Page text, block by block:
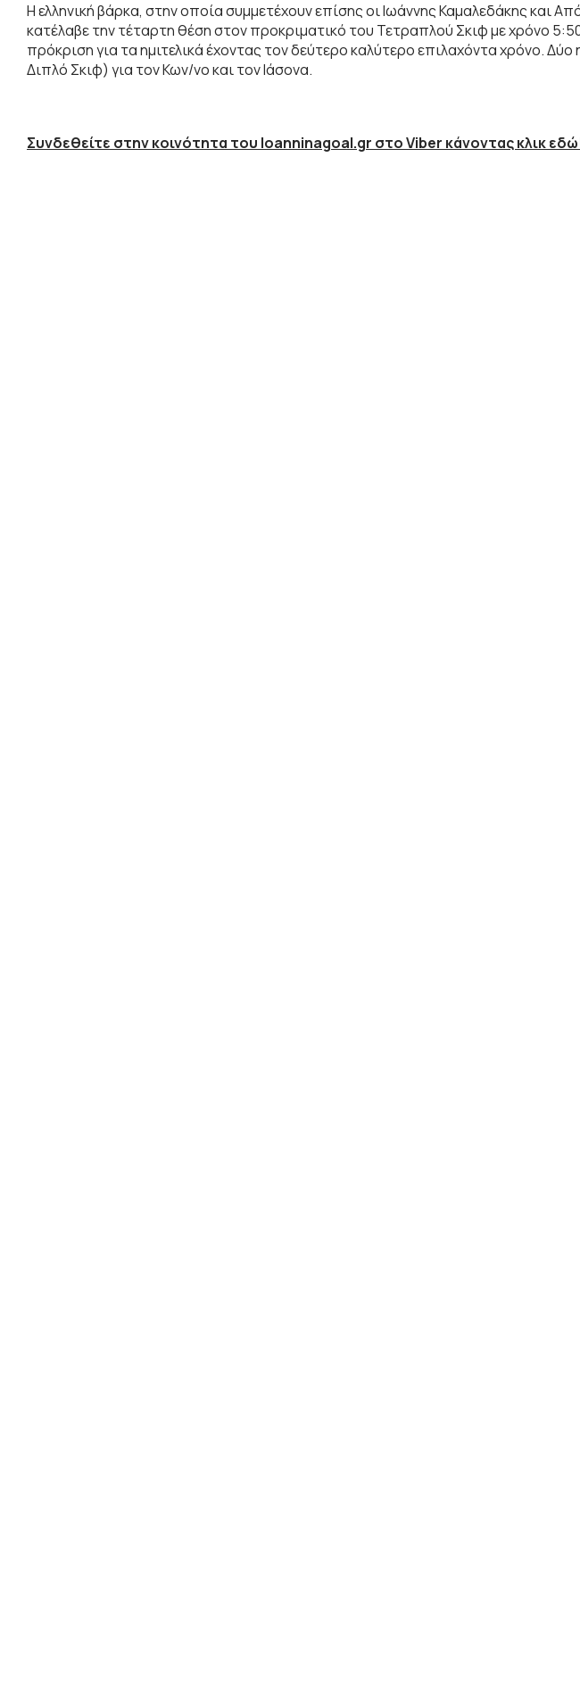
Η ελληνική βάρκα, στην οποία συμμετέχουν επίσης οι Ιωάννης Καμαλεδάκης και
κατέλαβε την τέταρτη θέση στον προκριματικό του Τετραπλού Σκιφ με χρόνο
πρόκριση για τα ημιτελικά έχοντας τον δεύτερο καλύτερο επιλαχόντα χρόνο. Δύο
Διπλό Σκιφ) για τον Κων/νο και τον Ιάσονα.
Συνδεθείτε στην κοινότητα του Ioanninagoal.gr στο Viber κάνοντας κλικ